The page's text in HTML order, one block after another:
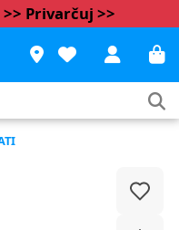
>> Privarčuj >>